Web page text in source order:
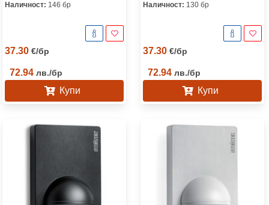
Наличност: 146 бр
37.30 €/бр
72.94 лв./бр
Купи
Наличност: 130 бр
37.30 €/бр
72.94 лв./бр
Купи